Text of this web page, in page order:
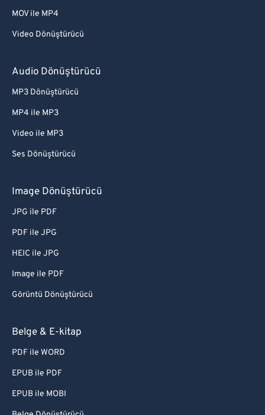
MOV ile MP4
Video Dönüştürücü
Audio Dönüştürücü
MP3 Dönüştürücü
MP4 ile MP3
Video ile MP3
Ses Dönüştürücü
Image Dönüştürücü
JPG ile PDF
PDF ile JPG
HEIC ile JPG
Image ile PDF
Görüntü Dönüştürücü
Belge & E-kitap
PDF ile WORD
EPUB ile PDF
EPUB ile MOBI